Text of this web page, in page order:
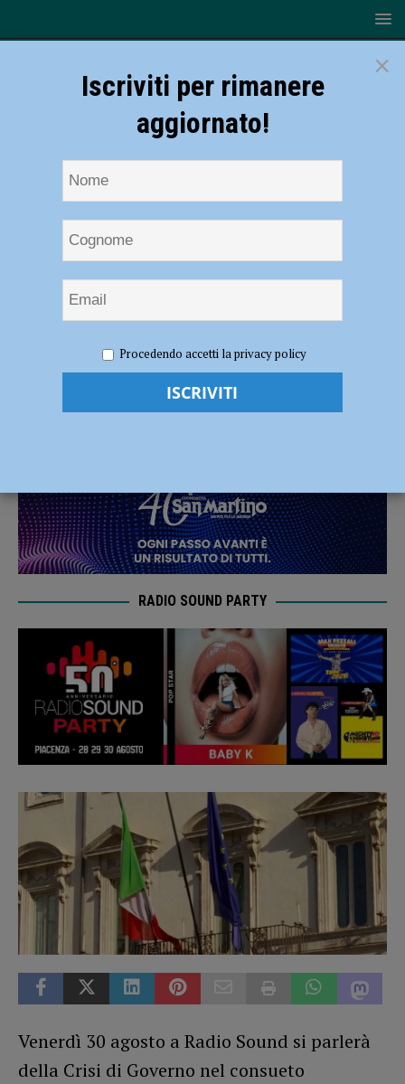
Governo, La Voce dei Piacentini
Crisi di Governo, La Voce dei Piacentini
RADIO SOUND PARTY
Venerdì 30 agosto a Radio Sound si parlerà
della Crisi di Governo nel consueto
×
Iscriviti per rimanere
aggiornato!
Procedendo accetti la privacy policy